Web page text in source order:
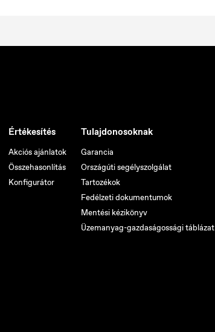
Értékesítés
Akciós ajánlatok
Összehasonlítás
Konfigurátor
Tulajdonosoknak
Garancia
Országúti segélyszolgálat
Tartozékok
Fedélzeti dokumentumok
Mentési kézikönyv
Üzemanyag-gazdaságossági táblázat